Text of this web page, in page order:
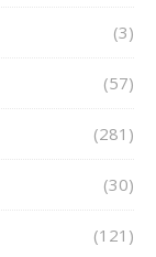
(3)
(57)
(281)
(30)
(121)